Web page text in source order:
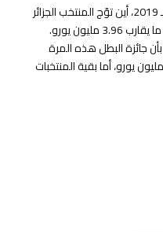
ستعرف زيادة من الناحية المالية مقارنة بـ 2019، أين توّج المنتخب الجزائر
يورو.
البطل هذه المرة
ستكون 5 ملايين دولار أي ما يعادل 4.4 مليون يورو، أما بقية المنتخبات